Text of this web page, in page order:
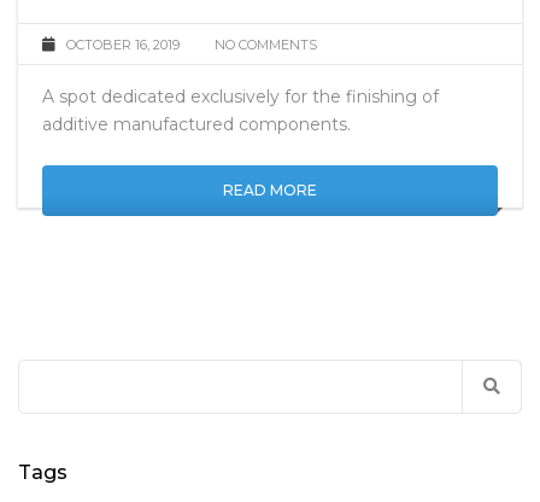
OCTOBER 16, 2019 NO COMMENTS
A spot dedicated exclusively for the finishing of
additive manufactured components.
READ MORE
Tags